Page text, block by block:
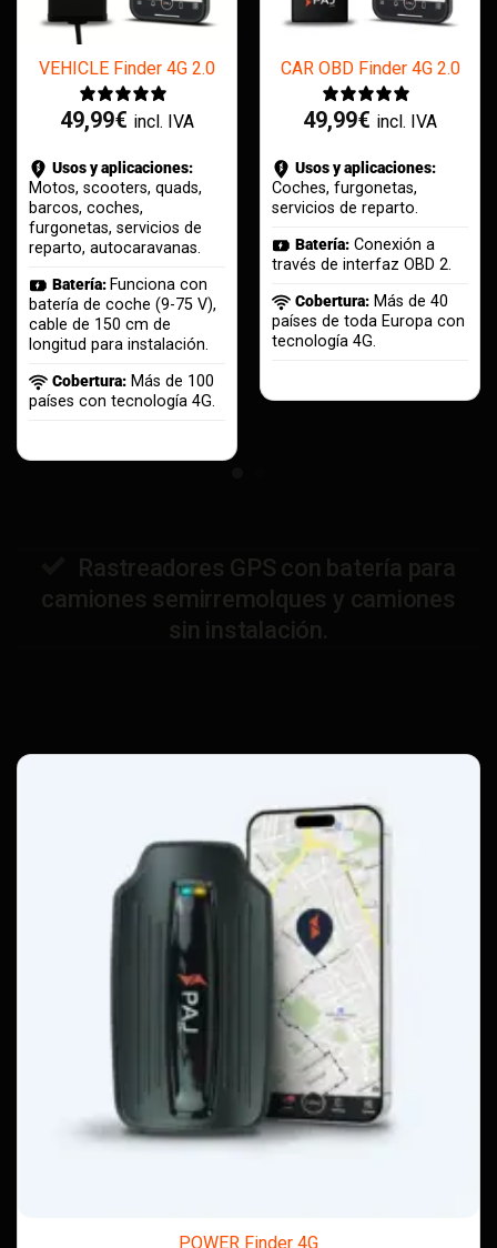
VEHICLE Finder 4G 2.0
49,99€ incl. IVA
Usos y aplicaciones:
Motos, scooters, quads,
barcos, coches,
furgonetas, servicios de
reparto, autocaravanas.
Batería: Funciona con
batería de coche (9-75 V),
cable de 150 cm de
longitud para instalación.
Cobertura:Más de 100
países con tecnología 4G.
CAR OBD Finder 4G 2.0
49,99€ incl. IVA
Usos y aplicaciones:
Coches, furgonetas,
servicios de reparto.
Batería:Conexión a
través de interfaz OBD 2.
Cobertura:Más de 40
países de toda Europa con
tecnología 4G.
Rastreadores GPS con batería para
camiones semirremolques y camiones
sin instalación.
POWER Finder 4G